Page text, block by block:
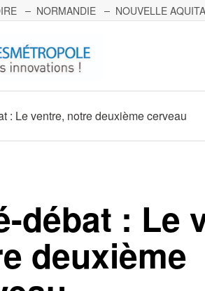
NORMANDIE NOUVELLE
: Le ventre, notre deuxième cerveau
débat : Le
deuxième